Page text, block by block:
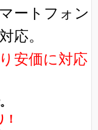
ートフォン
応。
安価に対応